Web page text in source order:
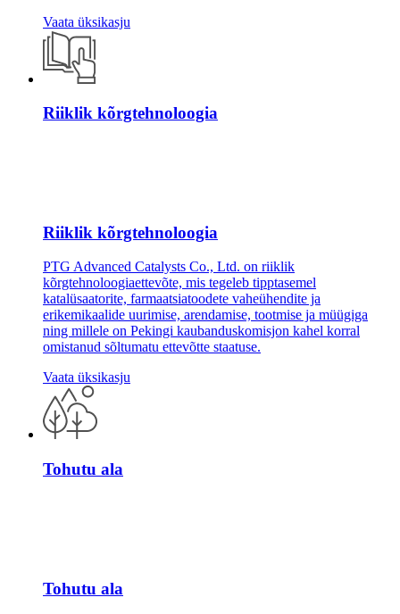
Vaata üksikasju
Riiklik kõrgtehnoloogia
Riiklik kõrgtehnoloogia
PTG Advanced Catalysts Co., Ltd. on riiklik
kõrgtehnoloogiaettevõte, mis tegeleb tipptasemel
katalüsaatorite, farmaatsiatoodete vaheühendite ja
erikemikaalide uurimise, arendamise, tootmise ja müügiga
ning millele on Pekingi kaubanduskomisjon kahel korral
omistanud sõltumatu ettevõtte staatuse.
Vaata üksikasju
Tohutu ala
Tohutu ala